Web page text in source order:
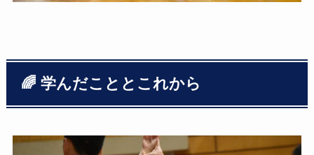
🌈 学んだこととこれから